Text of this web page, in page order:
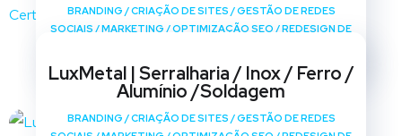
BRANDING /CRIAÇÃO DE SITES /GESTÃO DE REDES
SOCIAIS /MARKETING /OPTIMIZAÇÃO SEO /REDESIGN DE
LuxMetal | Serralharia / Inox / Ferro /
Alumínio /Soldagem
BRANDING /CRIAÇÃO DE SITES /GESTÃO DE REDES